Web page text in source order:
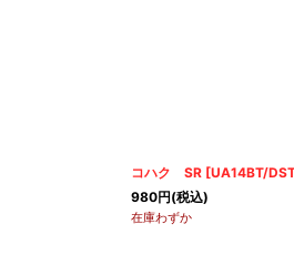
コハク SR [UA14BT/
980円(税込)
在庫わずか